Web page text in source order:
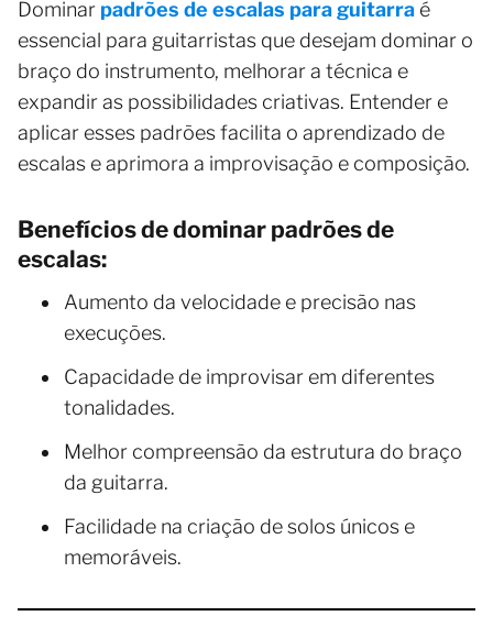
Dominar padrões de escalas para guitarra é
essencial para guitarristas que desejam dominar o
braço do instrumento, melhorar a técnica e
expandir as possibilidades criativas. Entender e
aplicar esses padrões facilita o aprendizado de
escalas e aprimora a improvisação e composição.
Benefícios de dominar padrões de
escalas:
Aumento da velocidade e precisão nas
execuções.
Capacidade de improvisar em diferentes
tonalidades.
Melhor compreensão da estrutura do braço
da guitarra.
Facilidade na criação de solos únicos e
memoráveis.